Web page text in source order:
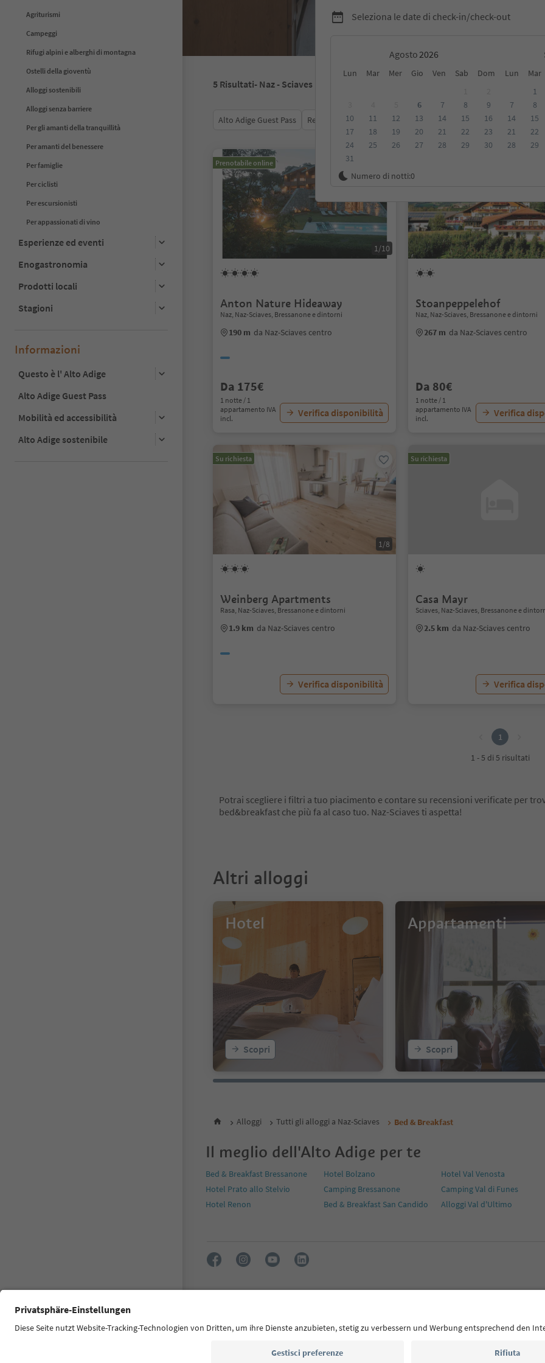
Agriturismi
Campeggi
Rifugi alpini e alberghi di montagna
Ostelli della gioventù
Alloggi sostenibili
Alloggi senza barriere
Per gli amanti della tranquillità
Per amanti del benessere
Per famiglie
Per ciclisti
Per escursionisti
Per appassionati di vino
Esperienze ed eventi
Enogastronomia
Prodotti locali
Stagioni
Informazioni
Questo è l' Alto Adige
Alto Adige Guest Pass
Mobilità ed accessibilità
Alto Adige sostenibile
Seleziona le date di check-in/check-out
Agosto
Lun Mar Mer Gio Ven Sab Dom Lun Mar
6 7 8
9
10
11 12 13 14 15
16
17
18 19 20 21 22
23
24
25 26 27 28 29
30
31
1
7
8
14
15
21
22
28
29
Numero di notti:0
5 Risultati- Naz - Sciaves
Alto Adige Guest Pass Recensioni Categoria Trattamento Alloggi
Prenotabile online
1/10
Anton Nature Hideaway
Naz, Naz-Sciaves, Bressanone e dintorni
190 m da Naz-Sciaves centro
Da 175€
1 notte / 1
appartamento IVA
incl.
Verifica disponibilità
Stoanpeppelehof
Naz, Naz-Sciaves, Bressanone e dintorni
267 m da Naz-Sciaves centro
Da 80€
1 notte / 1
appartamento IVA
incl.
Verifica
Su richiesta
1/8
Weinberg Apartments
Rasa, Naz-Sciaves, Bressanone e dintorni
1.9 km da Naz-Sciaves centro
Verifica disponibilità
Su richiesta
Casa Mayr
Sciaves, Naz-Sciaves, Bressanone e
2.5 km da Naz-Sciaves centro
Verifica
1
1 - 5 di 5 risultati
Potrai scegliere i filtri a tuo piacimento e contare su recensioni verificate per
bed&breakfast che più fa al caso tuo. Naz-Sciaves ti aspetta!
Altri alloggi
Hotel
Scopri
Appartamenti
Scopri
Alloggi Tutti gli alloggi a Naz-Sciaves Bed & Breakfast
Il meglio dell'Alto Adige per te
Bed & Breakfast Bressanone Hotel Bolzano Hotel Val Venosta
Hotel Prato allo Stelvio
Camping Bressanone Camping Val di Funes
Hotel Renon
Bed & Breakfast San Candido Alloggi Val d'Ultimo
© 2026 IDM Südtirol